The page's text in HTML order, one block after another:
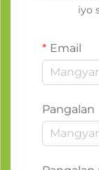
iyo
Email
Pangalan